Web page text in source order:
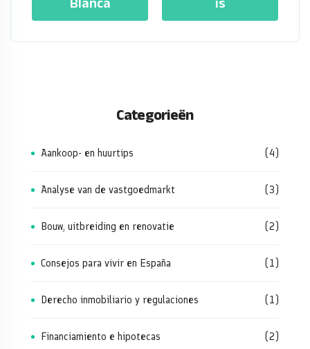
Categorieën
Aankoop- en huurtips (4)
Analyse van de vastgoedmarkt (3)
Bouw, uitbreiding en renovatie (2)
Consejos para vivir en España (1)
Derecho inmobiliario y regulaciones (1)
Financiamiento e hipotecas (2)